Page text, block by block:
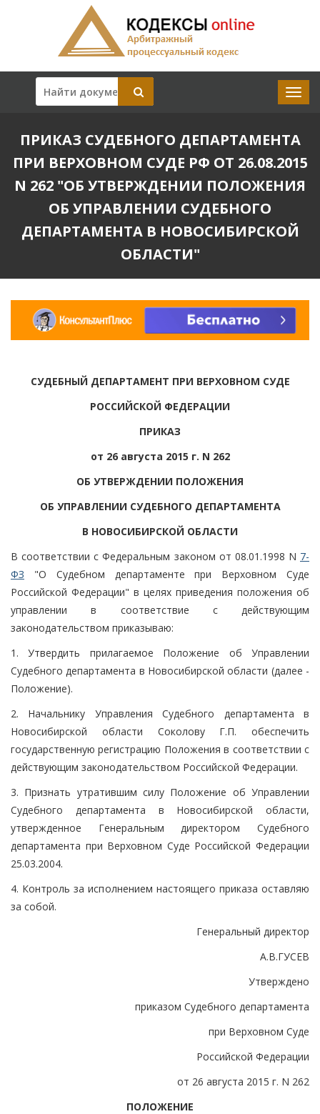
ПРИКАЗ СУДЕБНОГО ДЕПАРТАМЕНТА
ПРИ ВЕРХОВНОМ СУДЕ РФ ОТ 26.08.2015
N 262 "ОБ УТВЕРЖДЕНИИ ПОЛОЖЕНИЯ
ОБ УПРАВЛЕНИИ СУДЕБНОГО
ДЕПАРТАМЕНТА В НОВОСИБИРСКОЙ
ОБЛАСТИ"
СУДЕБНЫЙ ДЕПАРТАМЕНТ ПРИ ВЕРХОВНОМ СУДЕ
РОССИЙСКОЙ ФЕДЕРАЦИИ
ПРИКАЗ
от 26 августа 2015 г. N 262
ОБ УТВЕРЖДЕНИИ ПОЛОЖЕНИЯ
ОБ УПРАВЛЕНИИ СУДЕБНОГО ДЕПАРТАМЕНТА
В НОВОСИБИРСКОЙ ОБЛАСТИ
В соответствии с Федеральным законом от 08.01.1998 N 7-
ФЗ "О Судебном департаменте при Верховном Суде
Российской Федерации" в целях приведения положения об
управлении в соответствие с действующим
законодательством приказываю:
1. Утвердить прилагаемое Положение об Управлении
Судебного департамента в Новосибирской области (далее -
Положение).
2. Начальнику Управления Судебного департамента в
Новосибирской области Соколову Г.П. обеспечить
государственную регистрацию Положения в соответствии с
действующим законодательством Российской Федерации.
3. Признать утратившим силу Положение об Управлении
Судебного департамента в Новосибирской области,
утвержденное Генеральным директором Судебного
департамента при Верховном Суде Российской Федерации
25.03.2004.
4. Контроль за исполнением настоящего приказа оставляю
за собой.
Генеральный директор
А.В.ГУСЕВ
Утверждено
приказом Судебного департамента
при Верховном Суде
Российской Федерации
от 26 августа 2015 г. N 262
ПОЛОЖЕНИЕ